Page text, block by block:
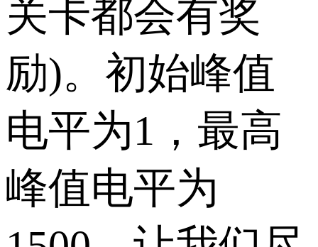
关卡都会有奖
励)。初始峰值
电平为1，最高
峰值电平为